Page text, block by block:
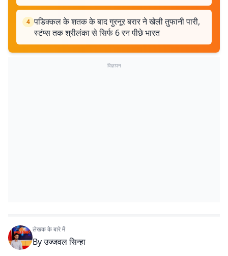
4 पडिक्कल के शतक के बाद गुरनूर बरार ने खेली तुफानी पारी,
स्टंप्स तक श्रीलंका से सिर्फ 6 रन पीछे भारत
विज्ञापन
लेखक के बारे में
Byउज्जवल सिन्हा